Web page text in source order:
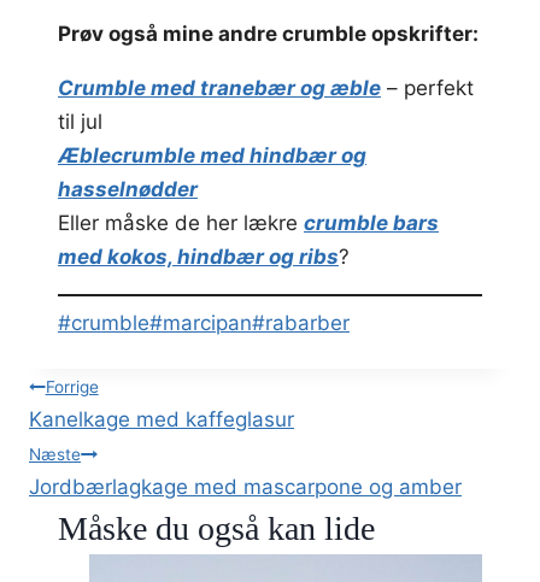
Prøv også mine andre crumble opskrifter:
Crumble med tranebær og æble – perfekt
til jul
Æblecrumble med hindbær og
hasselnødder
Eller måske de her lækre crumble bars
med kokos, hindbær og ribs?
Indlæg-
#crumble#marcipan#rabarber
Indlægsnavigation
Forrige
Kanelkage med kaffeglasur
Næste
Jordbærlagkage med mascarpone og amber
Måske du også kan lide